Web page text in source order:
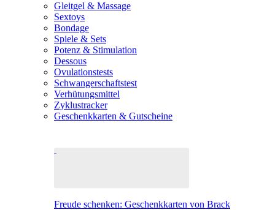
Gleitgel & Massage
Sextoys
Bondage
Spiele & Sets
Potenz & Stimulation
Dessous
Ovulationstests
Schwangerschaftstest
Verhütungsmittel
Zyklustracker
Geschenkkarten & Gutscheine
Freude schenken: Geschenkkarten von Brack